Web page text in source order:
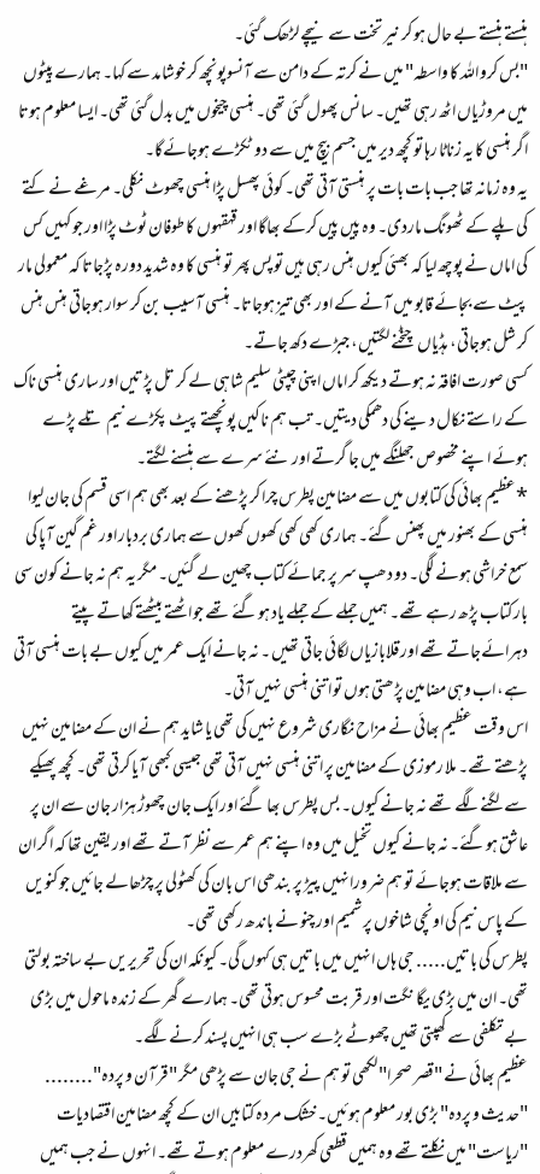
ہنستے ہنستے بے حال ہو کر نیر تخت سے نیچے لڑھک گئی۔
"بس کرو الله کا واسطہ" میں نے کرتہ کے دامن سے آنسوپونچھ کر خوشامد سے کہا۔ ہمارے پیٹوں
میں مروڑیاں اٹھ رہی تھیں۔ سانس پھول گئی تھی۔ ہنسی چیخوں میں بدل گئی تھی۔ ایسا معلوم ہوتا
اگر ہنسی کا یہ زناٹا رہا تو کچھ دیر میں جسم بیچ میں سے دو ٹکڑے ہوجائےگا۔
یہ وہ زمانہ تھا جب بات بات پر ہنستی آتی تھی۔ کوئی پھسل پڑا ہنسی چھوٹ نکلی۔ مرغے نے کتے
کی پلے کے ٹھونگ ماردی۔ وہ پیں پیں کرکے بھاگا اور قہقہوں کا طوفان ٹوٹ پڑا اور جو کہیں کس
کی اماں نے پوچھ لیا کہ بھئی کیوں ہنس رہی ہیں تو پس پھر تو ہنسی کا وہ شدید دورہ پڑجاتا کہ معمولی مار
پیٹ سے بجائے قابو میں آنے کے اور بھی تیز ہوجاتا۔ ہنسی آسیب بن کر سوار ہوجاتی ہنس ہنس
کر شل ہوجاتی، ہڈیاں چٹخنے لگتیں، جبڑے دکھ جاتے۔
کسی صورت افاقہ نہ ہوتے دیکھ کر اماں اپنی چپٹی سلیم شاہی لے کر تل پڑتیں اور ساری ہنسی ناک
کے راستے نکال دینے کی دھمکی دیتیں۔ تب ہم ناکیں پونچھتے پیٹ پکڑے نیم تلے پڑے
ہوئے اپنے مخصوص جھلنگے میں جا گرتے اور نئے سرے سے ہنسنے لگتے۔
*عظیم بھائی کی کتابوں میں سے مضامین پطرس چرا کر پڑھنے کے بعد بھی ہم اسی قسم کی جان لیوا
ہنسی کے بھنور میں پھنس گئے۔ ہماری کھی کھی کھوں کھوں سے ہماری بردبار اور غم گین آپا کی
سمع خراشی ہونے لگی۔ دو دھپ سر پر جمائے کتاب چھین لے گئیں۔ مگر یہ ہم نہ جانے کون سی
بار کتاب پڑھ رہے تھے۔ ہمیں جملے کے جملے یاد ہوگئے تھے جو اٹھتے بیٹھتے کھاتے پیتے
دہرائےجاتے تھے اور قلابازياں لگائی جاتی تھیں ۔ نہ جانے ایک عمر میں کیوں بے بات ہنسی آتی
ہے، اب وہی مضامین پڑھتی ہوں تو اتنی ہنسی نہیں آتی۔
اس وقت عظیم بھائی نے مزاح نگاری شروع نہیں کی تھی یا شاید ہم نے ان کے مضامین نہیں
پڑھتے تھے۔ ملا رموزی کے مضامین پر اتنی ہنسی نہیں آتی تھی جیسی کبھی آیا کرتی تھی۔ کچھ پھیکے
سے لگنے لگے تھے نہ جانے کیوں۔ بس پطرس بھا گئے اور ایک جان چھوڑ ہزار جان سے ان پر
عاشق ہوگئے۔ نہ جانے کیوں تخیل میں وہ اپنے ہم عمر سے نظر آتے تھے اور یقین تھا کہ اگر ان
سے ملاقات ہوجائے تو ہم ضرورانہیں پیڑ پر بندھی اس بان کی کھٹولی پر چڑھالے جائیں جو کنویں
کے پاس نیم کی اونچی شاخوں پر شمیم اور چنو نے باندھ رکھی تھی۔
پطرس کی باتیں..... جی ہاں انہیں میں باتیں ہی کہوں گی۔ کیونکہ ان کی تحریریں بے ساختہ بولتی
تھی۔ ان میں بڑی یگا نگت اور قربت محسوس ہوتی تھی۔ ہمارے گھر کے زندہ ماحول میں بڑی
بے تکلفی سے کھپتی تھیں چھوٹے بڑے سب ہی انہیں پسند کرنے لگے۔
عظیم بھائی نے "قصر صحرا" لکھی تو ہم نے جی جان سے پڑھی مگر "قرآن و پردہ"........
"حدیث و پردہ" بڑی بور معلوم ہوئیں۔ خشک مردہ کتابیں ان کے کچھ مضامین اقتصادیات
"ریاست" میں نکلتے تھے وہ ہمیں قطعی کھردرے معلوم ہوتے تھے۔ انہوں نے جب ہمیں